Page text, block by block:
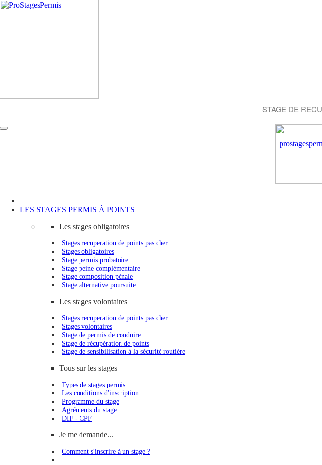
STAGE DE
LES STAGES PERMIS À POINTS
Les stages obligatoires
Stages recuperation de points pas cher
Stages obligatoires
Stage permis probatoire
Stage peine complémentaire
Stage composition pénale
Stage alternative poursuite
Les stages volontaires
Stages recuperation de points pas cher
Stages volontaires
Stage de permis de conduire
Stage de récupération de points
Stage de sensibilisation à la sécurité routière
Tous sur les stages
Types de stages permis
Les conditions d'inscription
Programme du stage
Agréments du stage
DIF - CPF
Je me demande...
Comment s'inscrire à un stage ?